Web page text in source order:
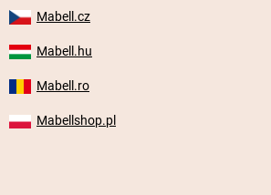
Mabell.cz
Mabell.hu
Mabell.ro
Mabellshop.pl